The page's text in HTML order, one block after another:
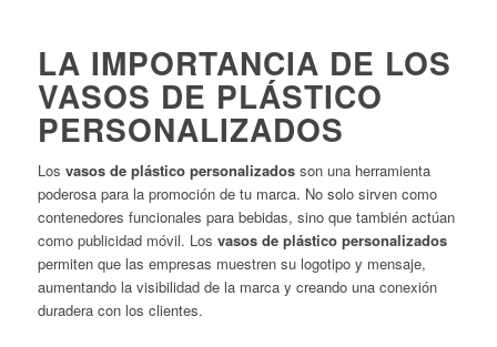
LA IMPORTANCIA DE LOS
VASOS DE PLÁSTICO
PERSONALIZADOS
Los vasos de plástico personalizadosson una herramienta
poderosa para la promoción de tu marca. No solo sirven como
contenedores funcionales para bebidas, sino que también actúan
como publicidad móvil. Los vasos de plástico personalizados
permiten que las empresas muestren su logotipo y mensaje,
aumentando la visibilidad de la marca y creando una conexión
duradera con los clientes.